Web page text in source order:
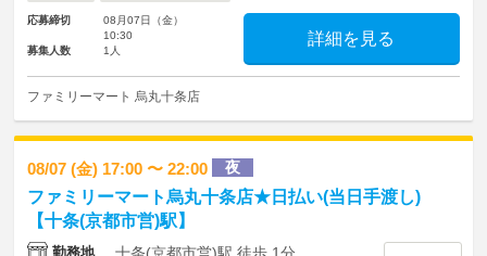
応募締切
08月07日（金）
10:30
募集人数
1人
詳細を見る
ファミリーマート 烏丸十条店
08/07 (金) 17:00 〜 22:00 夜
ファミリーマート烏丸十条店★日払い(当日手渡し)
【十条(京都市営)駅】
勤務地